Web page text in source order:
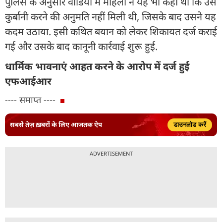
कुर्बानी करने की अनुमति नहीं मिली थी, जिसके बाद उसने यह
कदम उठाया. इसी कथित बयान को लेकर शिकायत दर्ज कराई
गई और उसके बाद कानूनी कार्रवाई शुरू हुई.
धार्मिक भावनाएं आहत करने के आरोप में दर्ज हुई
एफआईआर
---- समाप्त ----
सबसे तेज़ ख़बरों के लिए आजतक ऐप डाउनलोड करें
ADVERTISEMENT